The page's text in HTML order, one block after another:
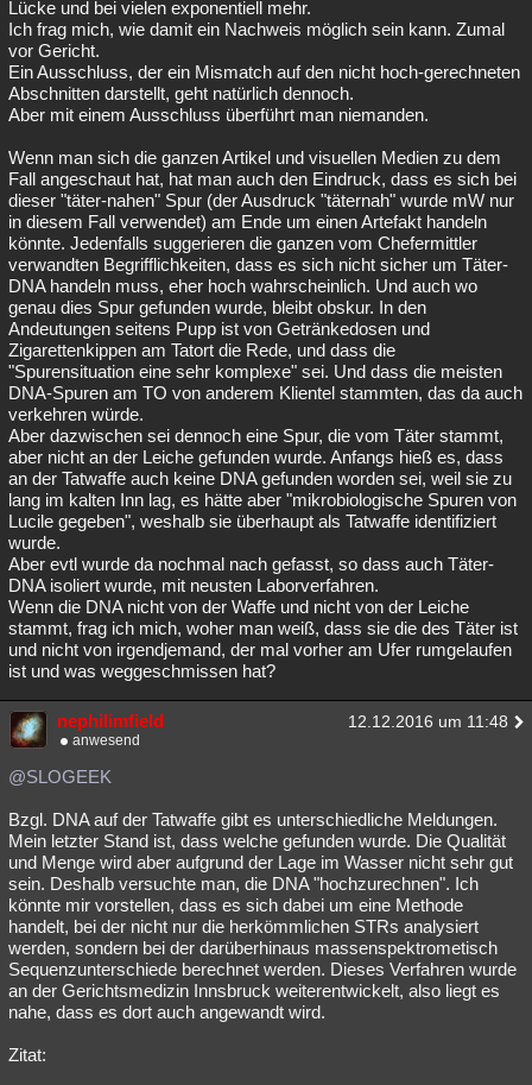
Lücke und bei vielen exponentiell mehr.
Ich frag mich, wie damit ein Nachweis möglich sein kann. Zumal
vor Gericht.
Ein Ausschluss, der ein Mismatch auf den nicht hoch-gerechneten
Abschnitten darstellt, geht natürlich dennoch.
Aber mit einem Ausschluss überführt man niemanden.
Wenn man sich die ganzen Artikel und visuellen Medien zu dem
Fall angeschaut hat, hat man auch den Eindruck, dass es sich bei
dieser "täter-nahen" Spur (der Ausdruck "täternah" wurde mW nur
in diesem Fall verwendet) am Ende um einen Artefakt handeln
könnte. Jedenfalls suggerieren die ganzen vom Chefermittler
verwandten Begrifflichkeiten, dass es sich nicht sicher um Täter-
DNA handeln muss, eher hoch wahrscheinlich. Und auch wo
genau dies Spur gefunden wurde, bleibt obskur. In den
Andeutungen seitens Pupp ist von Getränkedosen und
Zigarettenkippen am Tatort die Rede, und dass die
"Spurensituation eine sehr komplexe" sei. Und dass die meisten
DNA-Spuren am TO von anderem Klientel stammten, das da auch
verkehren würde.
Aber dazwischen sei dennoch eine Spur, die vom Täter stammt,
aber nicht an der Leiche gefunden wurde. Anfangs hieß es, dass
an der Tatwaffe auch keine DNA gefunden worden sei, weil sie zu
lang im kalten Inn lag, es hätte aber "mikrobiologische Spuren von
Lucile gegeben", weshalb sie überhaupt als Tatwaffe identifiziert
wurde.
Aber evtl wurde da nochmal nach gefasst, so dass auch Täter-
DNA isoliert wurde, mit neusten Laborverfahren.
Wenn die DNA nicht von der Waffe und nicht von der Leiche
stammt, frag ich mich, woher man weiß, dass sie die des Täter ist
und nicht von irgendjemand, der mal vorher am Ufer rumgelaufen
ist und was weggeschmissen hat?
nephilimfield 12.12.2016 um 11:48
anwesend
@SLOGEEK
Bzgl. DNA auf der Tatwaffe gibt es unterschiedliche Meldungen.
Mein letzter Stand ist, dass welche gefunden wurde. Die Qualität
und Menge wird aber aufgrund der Lage im Wasser nicht sehr gut
sein. Deshalb versuchte man, die DNA "hochzurechnen". Ich
könnte mir vorstellen, dass es sich dabei um eine Methode
handelt, bei der nicht nur die herkömmlichen STRs analysiert
werden, sondern bei der darüberhinaus massenspektrometisch
Sequenzunterschiede berechnet werden. Dieses Verfahren wurde
an der Gerichtsmedizin Innsbruck weiterentwickelt, also liegt es
nahe, dass es dort auch angewandt wird.
Zitat: